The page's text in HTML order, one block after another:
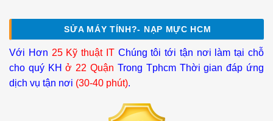
SỬA MÁY TÍNH?- NẠP MỰC HCM
Với Hơn 25 Kỹ thuật ITChúng tôi tới tận nơi làm tại chỗ
cho quý KHở 22 Quận Trong Tphcm Thời gian đáp ứng
dịch vụ tận nơi (30-40 phút).